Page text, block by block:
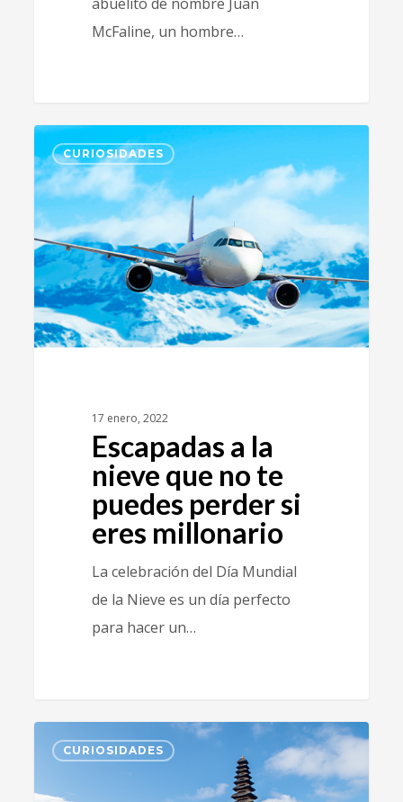
McFaline, un hombre…
CURIOSIDADES
17 enero, 2022
Escapadas a la
nieve que no te
puedes perder si
eres millonario
La celebración del Día Mundial
de la Nieve es un día perfecto
para hacer un…
1
CURIOSIDADES 1